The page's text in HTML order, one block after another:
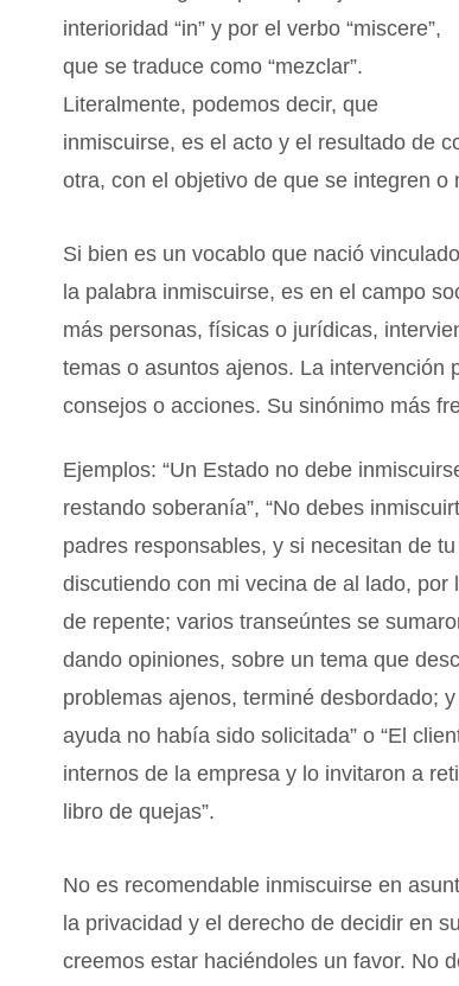
interioridad “in” y por el verbo “miscere”,
que se traduce como “mezclar”.
Literalmente, podemos decir, que
inmiscuirse, es el acto y el resultado de
otra, con el objetivo de que se integren o
Si bien es un vocablo que nació
la palabra inmiscuirse, es en el campo
más personas, físicas o jurídicas,
temas o asuntos ajenos. La intervención
consejos o acciones. Su sinónimo más
Ejemplos: “Un Estado no debe
restando soberanía”, “No debes
padres responsables, y si necesitan de
discutiendo con mi vecina de al lado,
de repente; varios transeúntes se
dando opiniones, sobre un tema que
problemas ajenos, terminé desbordado;
ayuda no había sido solicitada” o “El
internos de la empresa y lo invitaron a
libro de quejas”.
No es recomendable inmiscuirse en
la privacidad y el derecho de decidir en
creemos estar haciéndoles un favor. No